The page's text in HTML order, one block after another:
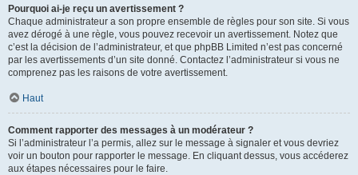
Pourquoi ai-je reçu un avertissement ?
Chaque administrateur a son propre ensemble de règles pour son site. Si vous
avez dérogé à une règle, vous pouvez recevoir un avertissement. Notez que
c’est la décision de l’administrateur, et que phpBB Limited n’est pas concerné
par les avertissements d’un site donné. Contactez l’administrateur si vous ne
comprenez pas les raisons de votre avertissement.
Haut
Comment rapporter des messages à un modérateur ?
Si l’administrateur l’a permis, allez sur le message à signaler et vous devriez
voir un bouton pour rapporter le message. En cliquant dessus, vous accéderez
aux étapes nécessaires pour le faire.